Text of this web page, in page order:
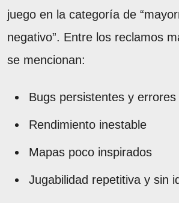
juego en la categoría de
negativo”. Entre los reclamos
se mencionan:
Bugs persistentes y
Rendimiento inestable
Mapas poco inspirados
Jugabilidad repetitiva y sin